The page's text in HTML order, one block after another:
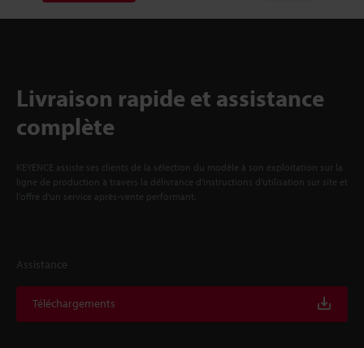
Livraison rapide et assistance
complète
KEYENCE assiste ses clients de la sélection du modèle à son exploitation sur la
ligne de production à travers la délivrance d'instructions d'utilisation sur site et
l'offre d'un service après-vente performant.
Assistance
Téléchargements